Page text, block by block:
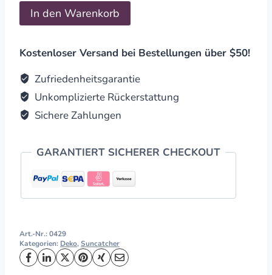
Suncatcher
Eule
Mond
quantity
In den Warenkorb
Kostenloser Versand bei Bestellungen über $50!
Zufriedenheitsgarantie
Unkomplizierte Rückerstattung
Sichere Zahlungen
GARANTIERT SICHERER CHECKOUT
Art.-Nr.:0429
Kategorien: Deko,Suncatcher